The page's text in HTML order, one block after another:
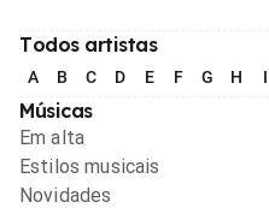
Todos artistas
A B C D E F G H I
Músicas
Em alta
Estilos musicais
Novidades